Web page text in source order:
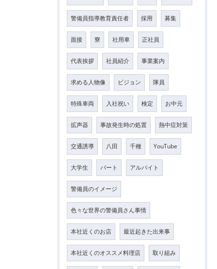
警備員指導教育責任者 採用 募集
面接 寮 社用車 正社員
代表挨拶 社員紹介 事業案内
求める人物像 ビジョン 隊員
特殊車両 入社祝い 検定 お中元
拡声器 事故発生時の処置 熱中症対策
交通誘導 八田 千種 YouTube
大学生 パート アルバイト
警備員のイメージ
色々な世界の警備員さん事情
本社近くのお店 最近起きた出来事
本社近くのオススメ料理店 取り組み